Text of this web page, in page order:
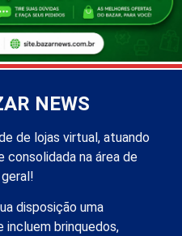
NEWS
de lojas virtual, atuando
consolidada na área de
disposição uma
incluem brinquedos,